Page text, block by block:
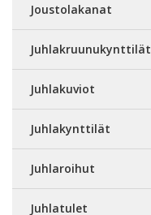
Joustolakanat
Juhlakruunukynttilät
Juhlakuviot
Juhlakynttilät
Juhlaroihut
Juhlatulet